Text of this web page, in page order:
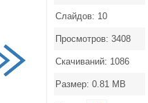
Слайдов: 10
Просмотров: 3408
Скачиваний: 1086
Размер: 0.81 MB